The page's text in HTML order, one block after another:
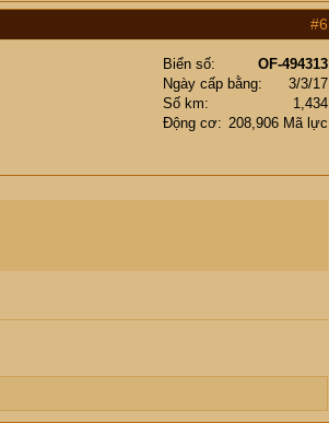
#6
Biển số
OF-494313
Ngày cấp bằng
3/3/17
Số km
1,434
Động cơ
208,906 Mã lực